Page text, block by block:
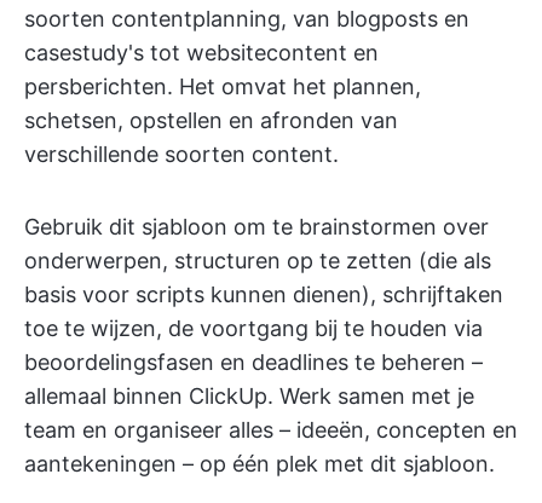
soorten contentplanning, van blogposts en
casestudy's tot websitecontent en
persberichten. Het omvat het plannen,
schetsen, opstellen en afronden van
verschillende soorten content.
Gebruik dit sjabloon om te brainstormen over
onderwerpen, structuren op te zetten (die als
basis voor scripts kunnen dienen), schrijftaken
toe te wijzen, de voortgang bij te houden via
beoordelingsfasen en deadlines te beheren –
allemaal binnen ClickUp. Werk samen met je
team en organiseer alles – ideeën, concepten en
aantekeningen – op één plek met dit sjabloon.